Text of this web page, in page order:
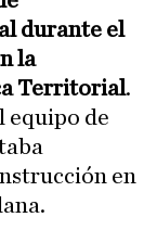
durante el
la
Territorial.
equipo de
en